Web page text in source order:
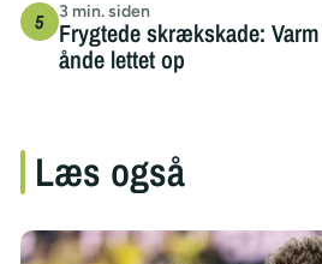
3 min. siden
Frygtede skrækskade:
ånde lettet op